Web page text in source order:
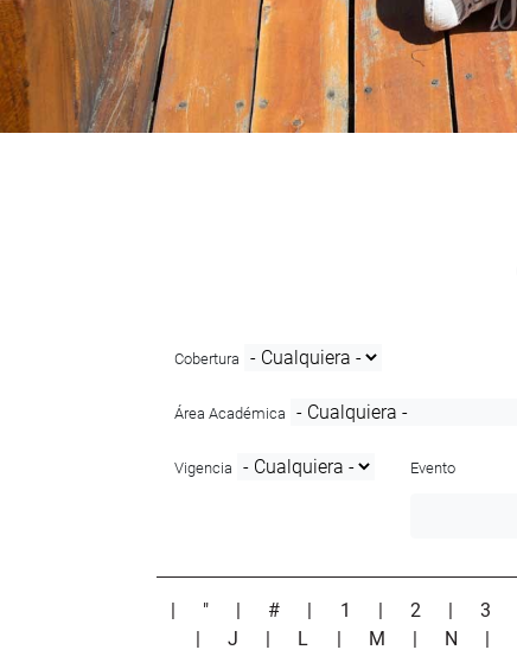
Cobertura
Área Académica
Vigencia Evento
" # 1 2 |3
J L M N